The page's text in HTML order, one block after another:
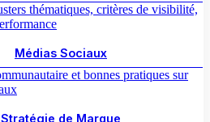
Médias Sociaux
Stratégie de Marque